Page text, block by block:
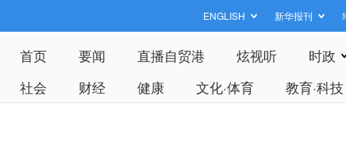
ENGLISH 新华报刊
首页 要闻 直播自贸港 炫视听 时政
社会
财经 健康 文化·体育 教育·科技